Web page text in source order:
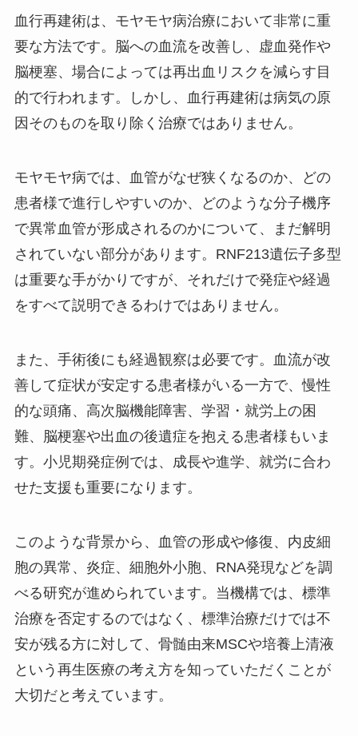
血行再建術は、モヤモヤ病治療において非常に重
要な方法です。脳への血流を改善し、虚血発作や
脳梗塞、場合によっては再出血リスクを減らす目
的で行われます。しかし、血行再建術は病気の原
因そのものを取り除く治療ではありません。
モヤモヤ病では、血管がなぜ狭くなるのか、どの
患者様で進行しやすいのか、どのような分子機序
で異常血管が形成されるのかについて、まだ解明
されていない部分があります。RNF213遺伝子多型
は重要な手がかりですが、それだけで発症や経過
をすべて説明できるわけではありません。
また、手術後にも経過観察は必要です。血流が改
善して症状が安定する患者様がいる一方で、慢性
的な頭痛、高次脳機能障害、学習・就労上の困
難、脳梗塞や出血の後遺症を抱える患者様もいま
す。小児期発症例では、成長や進学、就労に合わ
せた支援も重要になります。
このような背景から、血管の形成や修復、内皮細
胞の異常、炎症、細胞外小胞、RNA発現などを調
べる研究が進められています。当機構では、標準
治療を否定するのではなく、標準治療だけでは不
安が残る方に対して、骨髄由来MSCや培養上清液
という再生医療の考え方を知っていただくことが
大切だと考えています。